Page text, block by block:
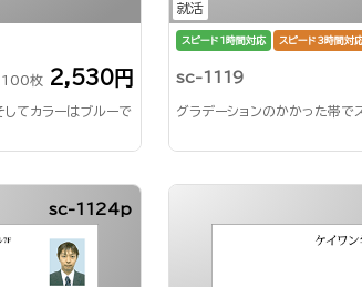
100枚 2,530円
してカラーはブルーで
就活
スピード1時間対応 スピード3時間対
sc-1119
グラデーションのかかった帯で
sc-1124p